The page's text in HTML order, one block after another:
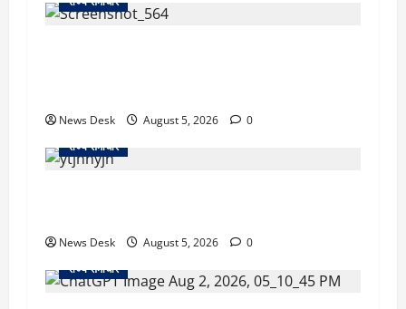
News Desk August 5, 2026
0
राज्य समाचार
News Desk August 5, 2026
0
राज्य समाचार